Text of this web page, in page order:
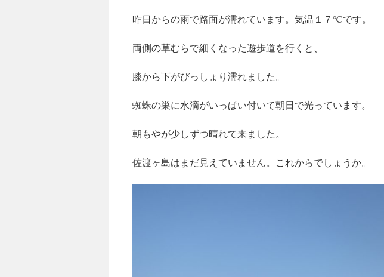
昨日からの雨で路面が濡れています。気温１７℃です。
両側の草むらで細くなった遊歩道を行くと、
膝から下がびっしょり濡れました。
蜘蛛の巣に水滴がいっぱい付いて朝日で光っています。
朝もやが少しずつ晴れて来ました。
佐渡ヶ島はまだ見えていません。これからでしょうか。